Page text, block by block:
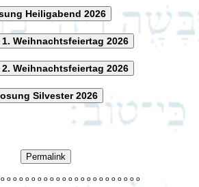
Heiligabend 2026
Weihnachtsfeiertag 2026
Weihnachtsfeiertag 2026
Silvester 2026
Permalink
o o o o o o o o o o o o o o o o o o o o o o o